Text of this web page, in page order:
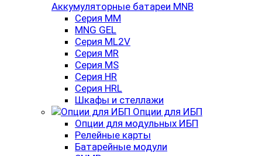
Аккумуляторные батареи MNB
Серия MM
MNG GEL
Серия ML2V
Серия MR
Серия MS
Серия HR
Серия HRL
Шкафы и стеллажи
Опции для ИБП
Опции для модульных ИБП
Релейные карты
Батарейные модули